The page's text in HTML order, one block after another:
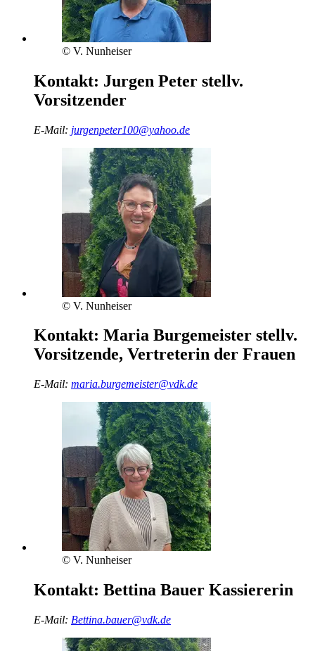
© V. Nunheiser
Kontakt: Jurgen Peter stellv.
Vorsitzender
E-Mail: jurgenpeter100@yahoo.de
© V. Nunheiser
Kontakt: Maria Burgemeister stellv.
Vorsitzende, Vertreterin der Frauen
E-Mail: maria.burgemeister@vdk.de
© V. Nunheiser
Kontakt: Bettina Bauer Kassiererin
E-Mail: Bettina.bauer@vdk.de